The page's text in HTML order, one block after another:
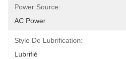
Power Source:
AC Power
Style De Lubrification:
Lubrifié